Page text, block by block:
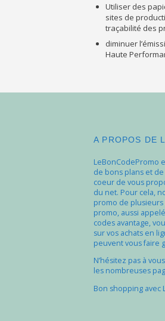
Utiliser des
sites de
traçabilité des
diminuer
Haute
A PROPOS DE
LeBonCodePromo
de bons plans et
coeur de vous
du net. Pour cela,
promo de
promo, aussi
codes avantage,
sur vos achats en
peuvent vous faire
N’hésitez pas à
les nombreuses
Bon shopping avec